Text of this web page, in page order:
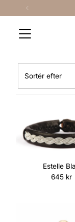
Spring til indhold
efter
Fremhævet
Bestsellere
Alfabetisk,
Pris, lav til høj
Estelle
645 kr